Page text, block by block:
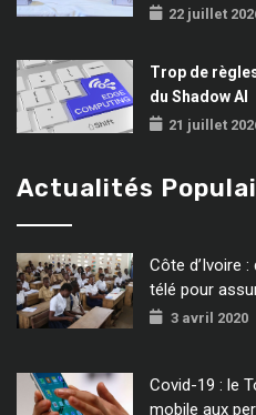
22 juillet
Trop de
du Shadow AI
21 juillet
Actualités
Côte d’Ivoire
télé pour
3 avril 2020
Covid-19 : le
mobile aux